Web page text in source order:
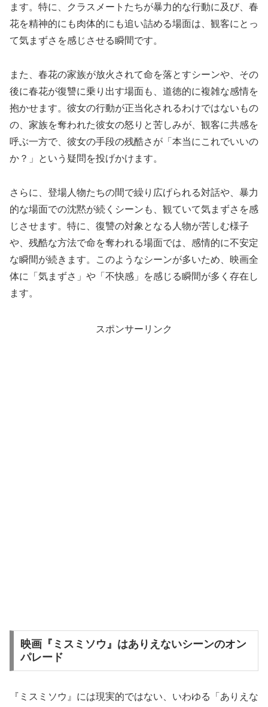
ます。特に、クラスメートたちが暴力的な行動に及び、春
花を精神的にも肉体的にも追い詰める場面は、観客にとっ
て気まずさを感じさせる瞬間です。
また、春花の家族が放火されて命を落とすシーンや、その
後に春花が復讐に乗り出す場面も、道徳的に複雑な感情を
抱かせます。彼女の行動が正当化されるわけではないもの
の、家族を奪われた彼女の怒りと苦しみが、観客に共感を
呼ぶ一方で、彼女の手段の残酷さが「本当にこれでいいの
か？」という疑問を投げかけます。
さらに、登場人物たちの間で繰り広げられる対話や、暴力
的な場面での沈黙が続くシーンも、観ていて気まずさを感
じさせます。特に、復讐の対象となる人物が苦しむ様子
や、残酷な方法で命を奪われる場面では、感情的に不安定
な瞬間が続きます。このようなシーンが多いため、映画全
体に「気まずさ」や「不快感」を感じる瞬間が多く存在し
ます。
スポンサーリンク
映画『ミスミソウ』はありえないシーンのオン
パレード
『ミスミソウ』には現実的ではない、いわゆる「ありえな